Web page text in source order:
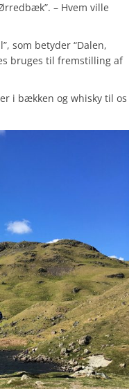
– Hvem ville
som betyder “Dalen,
bruges til fremstilling af
i bækken og whisky til os